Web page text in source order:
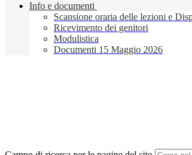
Info e documenti
Scansione oraria delle lezioni e
Ricevimento dei genitori
Modulistica
Documenti 15 Maggio 2026